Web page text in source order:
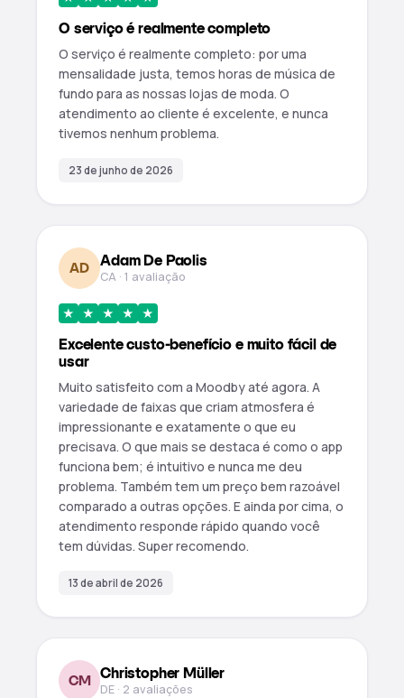
O serviço é realmente completo
O serviço é realmente completo: por uma
mensalidade justa, temos horas de música de
fundo para as nossas lojas de moda. O
atendimento ao cliente é excelente, e nunca
tivemos nenhum problema.
23 de junho de 2026
AD Adam De Paolis
CA · 1 avaliação
★ ★ ★ ★ ★
Excelente custo-benefício e muito fácil de
usar
Muito satisfeito com a Moodby até agora. A
variedade de faixas que criam atmosfera é
impressionante e exatamente o que eu
precisava. O que mais se destaca é como o app
funciona bem; é intuitivo e nunca me deu
problema. Também tem um preço bem razoável
comparado a outras opções. E ainda por cima, o
atendimento responde rápido quando você
tem dúvidas. Super recomendo.
13 de abril de 2026
CM Christopher Müller
DE · 2 avaliações